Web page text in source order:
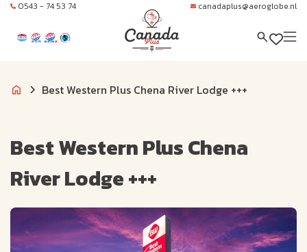
0543 - 74 53 74 canadaplus@aeroglobe.nl
Best Western Plus Chena River Lodge +++
Best Western Plus Chena
River Lodge +++